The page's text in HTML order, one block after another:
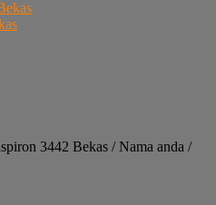
3442 Bekas / Nama anda /